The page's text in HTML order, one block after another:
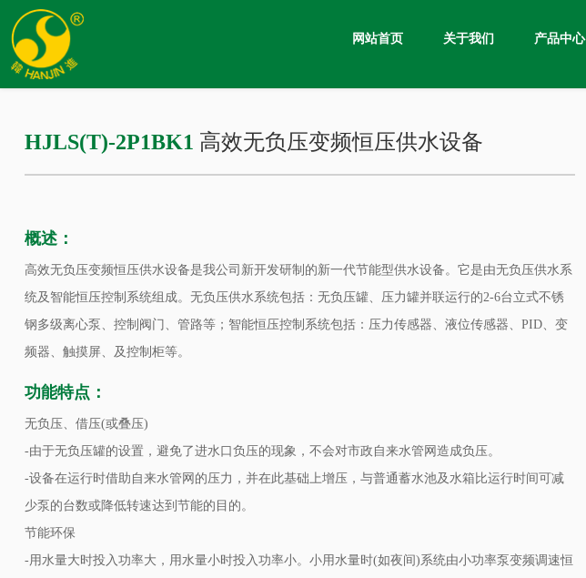
网站首页 关于我们 产品中心
HJLS(T)-2P1BK1 高效无负压变频恒压供水设备
概述：
高效无负压变频恒压供水设备是我公司新开发研制的新一代节能型供水设备。它是由无负压供水系
统及智能恒压控制系统组成。无负压供水系统包括：无负压罐、压力罐并联运行的2-6台立式不锈
钢多级离心泵、控制阀门、管路等；智能恒压控制系统包括：压力传感器、液位传感器、PID、变
频器、触摸屏、及控制柜等。
功能特点：
无负压、借压(或叠压)
-由于无负压罐的设置，避免了进水口负压的现象，不会对市政自来水管网造成负压。
-设备在运行时借助自来水管网的压力，并在此基础上增压，与普通蓄水池及水箱比运行时间可减
少泵的台数或降低转速达到节能的目的。
节能环保
-用水量大时投入功率大，用水量小时投入功率小。小用水量时(如夜间)系统由小功率泵变频调速恒